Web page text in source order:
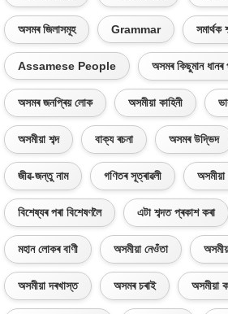
অসমৰ জিলাসমূহ Grammar সমাৰ্থক
Assamese People অসমৰ কিছুমান ধানৰ
অসমৰ জনপ্ৰিয় লোক অসমীয়া কাহিনী
অসমীয়া শব্দ বাক্য ৰচনা অসমৰ উদ্ভিদ
জীৱ-জন্তু নাম গণিতৰ সূত্ৰাৱলী
বিশেষ্যৰ পৰা বিশেষণলৈ এটা শব্দত প্ৰকাশ কৰা
মহান লোকৰ বাণী অসমীয়া নেওঁতা
অসমীয়া দৰখাস্ত অসমৰ চৰাই অসমীয়া